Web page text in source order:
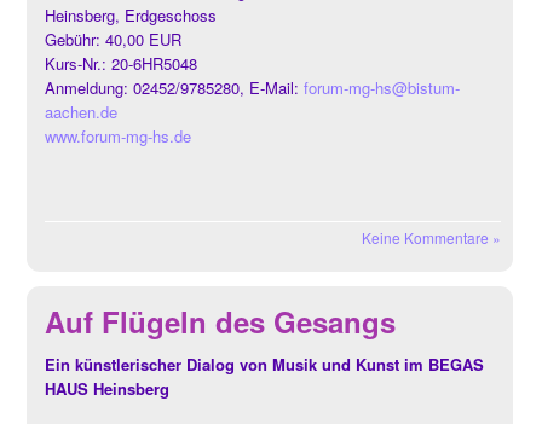
Heinsberg, Erdgeschoss
Gebühr: 40,00 EUR
Kurs-Nr.: 20-6HR5048
Anmeldung: 02452/9785280, E-Mail: forum-mg-hs@bistum-
aachen.de
www.forum-mg-hs.de
Keine Kommentare »
Auf Flügeln des Gesangs
Ein künstlerischer Dialog von Musik und Kunst im BEGAS
HAUS Heinsberg